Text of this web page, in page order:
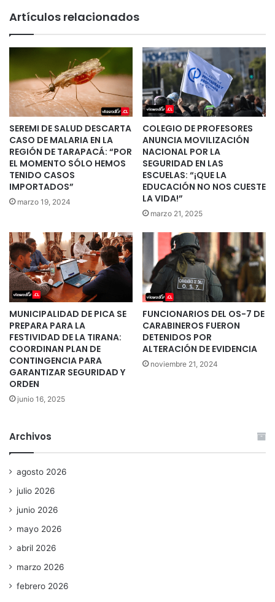
Artículos relacionados
SEREMI DE SALUD DESCARTA
CASO DE MALARIA EN LA
REGIÓN DE TARAPACÁ: “POR
EL MOMENTO SÓLO HEMOS
TENIDO CASOS
IMPORTADOS”
marzo 19, 2024
COLEGIO DE PROFESORES
ANUNCIA MOVILIZACIÓN
NACIONAL POR LA
SEGURIDAD EN LAS
ESCUELAS: “¡QUE LA
EDUCACIÓN NO NOS CUESTE
LA VIDA!”
marzo 21, 2025
MUNICIPALIDAD DE PICA SE
PREPARA PARA LA
FESTIVIDAD DE LA TIRANA:
COORDINAN PLAN DE
CONTINGENCIA PARA
GARANTIZAR SEGURIDAD Y
ORDEN
junio 16, 2025
FUNCIONARIOS DEL OS-7 DE
CARABINEROS FUERON
DETENIDOS POR
ALTERACIÓN DE EVIDENCIA
noviembre 21, 2024
Archivos
agosto 2026
julio 2026
junio 2026
mayo 2026
abril 2026
marzo 2026
febrero 2026